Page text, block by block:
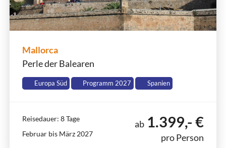
Mallorca
Perle der Balearen
Europa Süd Programm 2027 Spanien
Reisedauer: 8 Tage
Februar bis März 2027
ab 1.399,- €
pro Person